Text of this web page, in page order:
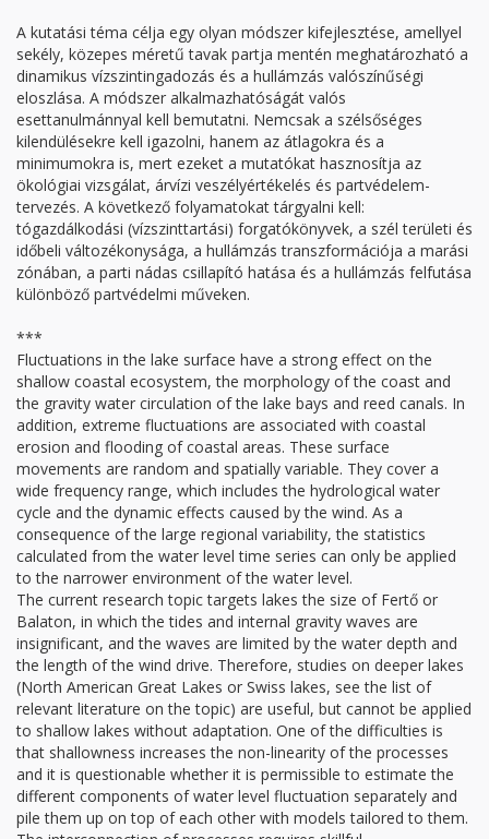
A kutatási téma célja egy olyan módszer kifejlesztése, amellyel
sekély, közepes méretű tavak partja mentén meghatározható a
dinamikus vízszintingadozás és a hullámzás valószínűségi
eloszlása. A módszer alkalmazhatóságát valós
esettanulmánnyal kell bemutatni. Nemcsak a szélsőséges
kilendülésekre kell igazolni, hanem az átlagokra és a
minimumokra is, mert ezeket a mutatókat hasznosítja az
ökológiai vizsgálat, árvízi veszélyértékelés és partvédelem-
tervezés. A következő folyamatokat tárgyalni kell:
tógazdálkodási (vízszint­tartási) forgatókönyvek, a szél területi és
időbeli változékonysága, a hullámzás transzformációja a marási
zónában, a parti nádas csillapító hatása és a hullámzás felfutása
különböző partvédelmi műveken.
***
Fluctuations in the lake surface have a strong effect on the
shallow coastal ecosystem, the morphology of the coast and
the gravity water circulation of the lake bays and reed canals. In
addition, extreme fluctuations are associated with coastal
erosion and flooding of coastal areas. These surface
movements are random and spatially variable. They cover a
wide frequency range, which includes the hydrological water
cycle and the dynamic effects caused by the wind. As a
consequence of the large regional variability, the statistics
calculated from the water level time series can only be applied
to the narrower environment of the water level.
The current research topic targets lakes the size of Fertő or
Balaton, in which the tides and internal gravity waves are
insignificant, and the waves are limited by the water depth and
the length of the wind drive. Therefore, studies on deeper lakes
(North American Great Lakes or Swiss lakes, see the list of
relevant literature on the topic) are useful, but cannot be applied
to shallow lakes without adaptation. One of the difficulties is
that shallowness increases the non-linearity of the processes
and it is questionable whether it is permissible to estimate the
different components of water level fluctuation separately and
pile them up on top of each other with models tailored to them.